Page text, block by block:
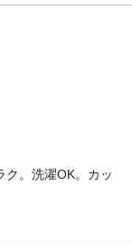
ク。洗濯OK。カッ